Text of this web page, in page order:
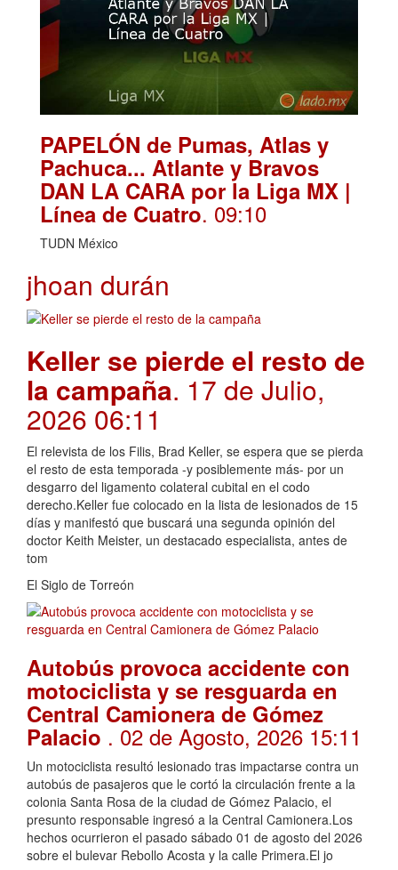
PAPELÓN de Pumas, Atlas y
Pachuca... Atlante y Bravos
DAN LA CARA por la Liga MX |
Línea de Cuatro. 09:10
TUDN México
jhoan durán
Keller se pierde el resto de
la campaña. 17 de Julio,
2026 06:11
El relevista de los Filis, Brad Keller, se espera que se pierda
el resto de esta temporada -y posiblemente más- por un
desgarro del ligamento colateral cubital en el codo
derecho.Keller fue colocado en la lista de lesionados de 15
días y manifestó que buscará una segunda opinión del
doctor Keith Meister, un destacado especialista, antes de
tom
El Siglo de Torreón
Autobús provoca accidente con
motociclista y se resguarda en
Central Camionera de Gómez
Palacio . 02 de Agosto, 2026 15:11
Un motociclista resultó lesionado tras impactarse contra un
autobús de pasajeros que le cortó la circulación frente a la
colonia Santa Rosa de la ciudad de Gómez Palacio, el
presunto responsable ingresó a la Central Camionera.Los
hechos ocurrieron el pasado sábado 01 de agosto del 2026
sobre el bulevar Rebollo Acosta y la calle Primera.El jo